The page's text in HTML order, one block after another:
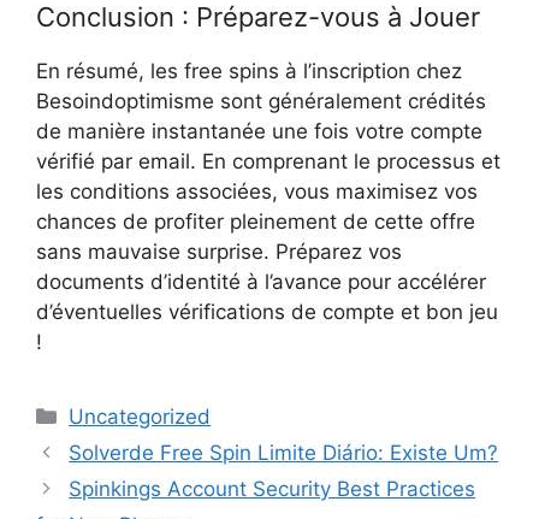
Conclusion : Préparez-vous à Jouer
En résumé, les free spins à l’inscription chez
Besoindoptimisme sont généralement crédités
de manière instantanée une fois votre compte
vérifié par email. En comprenant le processus et
les conditions associées, vous maximisez vos
chances de profiter pleinement de cette offre
sans mauvaise surprise. Préparez vos
documents d’identité à l’avance pour accélérer
d’éventuelles vérifications de compte et bon jeu
!
Categories
Uncategorized
Solverde Free Spin Limite Diário: Existe Um?
Spinkings Account Security Best Practices